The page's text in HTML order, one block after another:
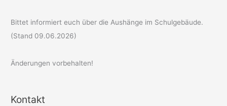
Bittet informiert euch über die Aushänge im Schulgebäude.
(Stand 09.06.2026)
Änderungen vorbehalten!
Kontakt